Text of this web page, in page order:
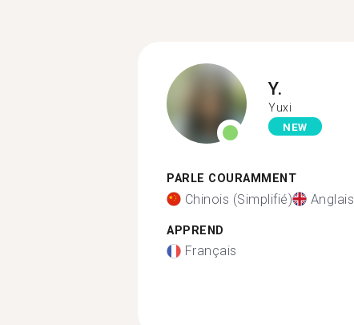
Y.
Yuxi
NEW
PARLE COURAMMENT
Chinois (Simplifié) Anglais
APPREND
Français